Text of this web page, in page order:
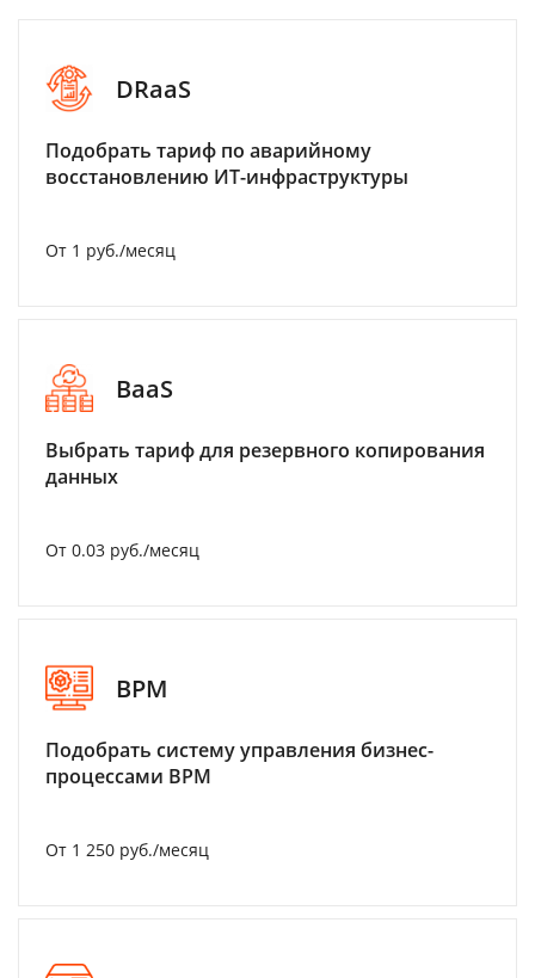
DRaaS
Подобрать тариф по аварийному
восстановлению ИТ-инфраструктуры
От 1 руб./месяц
BaaS
Выбрать тариф для резервного копирования
данных
От 0.03 руб./месяц
BPM
Подобрать систему управления бизнес-
процессами BPM
От 1 250 руб./месяц